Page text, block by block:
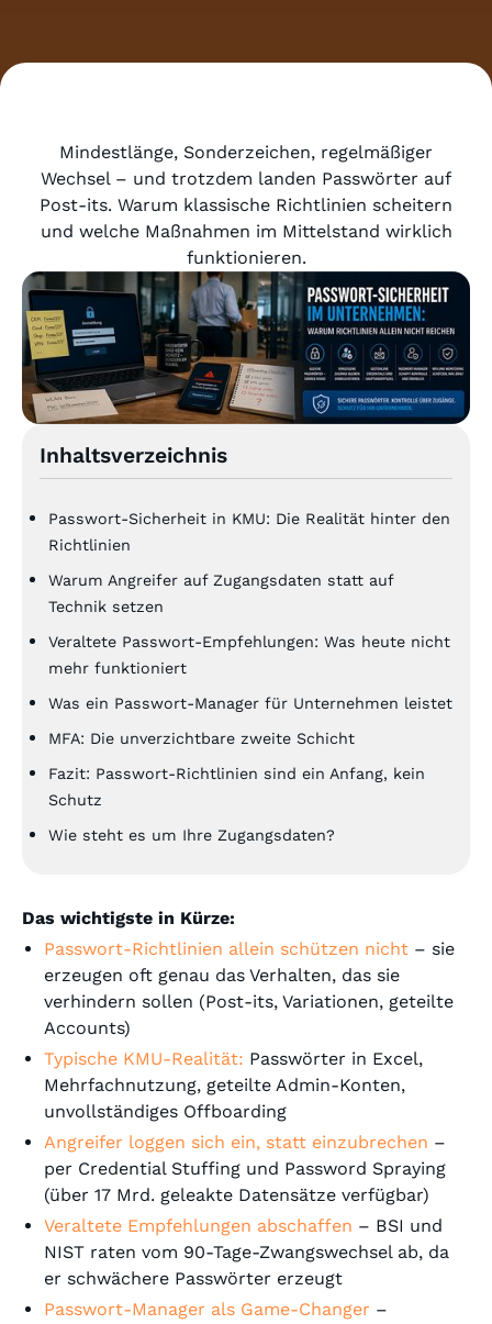
Mindestlänge, Sonderzeichen, regelmäßiger
Wechsel – und trotzdem landen Passwörter auf
Post-its. Warum klassische Richtlinien scheitern
und welche Maßnahmen im Mittelstand wirklich
funktionieren.
Inhaltsverzeichnis
Passwort-Sicherheit in KMU: Die Realität hinter den
Richtlinien
Warum Angreifer auf Zugangsdaten statt auf
Technik setzen
Veraltete Passwort-Empfehlungen: Was heute nicht
mehr funktioniert
Was ein Passwort-Manager für Unternehmen leistet
MFA: Die unverzichtbare zweite Schicht
Fazit: Passwort-Richtlinien sind ein Anfang, kein
Schutz
Wie steht es um Ihre Zugangsdaten?
Das wichtigste in Kürze:
Passwort-Richtlinien allein schützen nicht– sie
erzeugen oft genau das Verhalten, das sie
verhindern sollen (Post-its, Variationen, geteilte
Accounts)
Typische KMU-Realität: Passwörter in Excel,
Mehrfachnutzung, geteilte Admin-Konten,
unvollständiges Offboarding
Angreifer loggen sich ein, statt einzubrechen –
per Credential Stuffing und Password Spraying
(über 17 Mrd. geleakte Datensätze verfügbar)
Veraltete Empfehlungen abschaffen – BSI und
NIST raten vom 90-Tage-Zwangswechsel ab, da
er schwächere Passwörter erzeugt
Passwort-Manager als Game-Changer –